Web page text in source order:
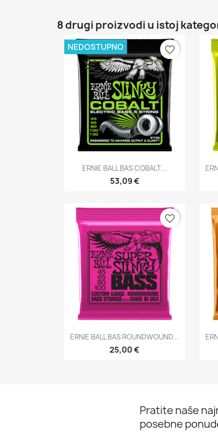
8 drugi proizvodi u istoj
Brzi pregled
ERNIE BALL BAS COBALT...
53,09 €
NEDOSTUPNO favorite_border
 Brzi pregled
ERNIE BALL BAS ROUNDWOUND...
25,00 €
favorite_border
Pratite naše
posebne